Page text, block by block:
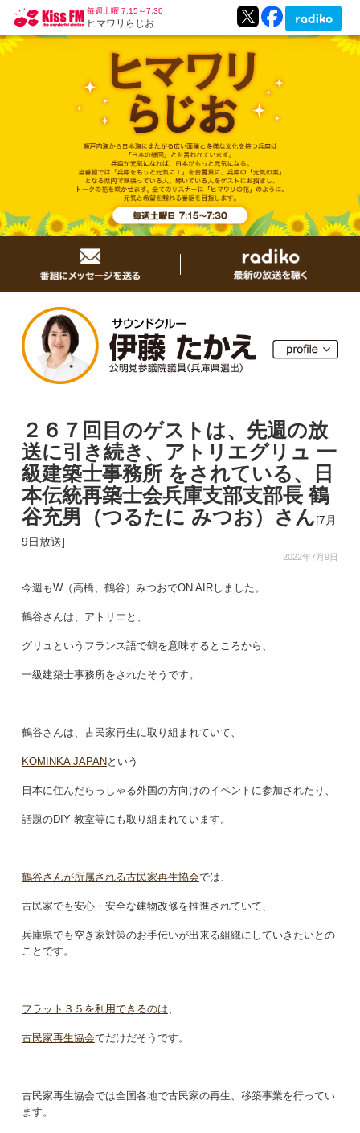
毎週土曜 7:15～7:30
ヒマワリらじお
２６７回目のゲストは、先週の放
送に引き続き、アトリエグリュ 一
級建築士事務所 をされている、日
本伝統再築士会兵庫支部支部長 鶴
谷充男（つるたに みつお）さん[7月
9日放送]
2022年7月9日
今週もW（高橋、鶴谷）みつおでON AIRしました。
鶴谷さんは、アトリエと、
グリュというフランス語で鶴を意味するところから、
一級建築士事務所をされたそうです。
鶴谷さんは、古民家再生に取り組まれていて、
KOMINKA JAPANという
日本に住んだらっしゃる外国の方向けのイベントに参加されたり、
話題のDIY 教室等にも取り組まれています。
鶴谷さんが所属される古民家再生協会では、
古民家でも安心・安全な建物改修を推進されていて、
兵庫県でも空き家対策のお手伝いが出来る組織にしていきたいとの
ことです。
フラット３５を利用できるのは
古民家再生協会でだけだそうです。
古民家再生協会では全国各地で古民家の再生、移築事業を行ってい
ます。